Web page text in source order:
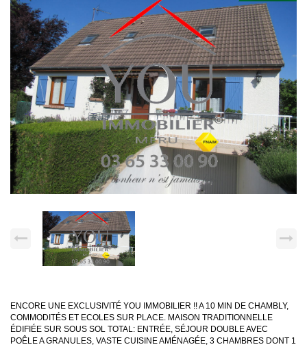
ENCORE UNE EXCLUSIVITÉ YOU IMMOBILIER !! A 10 MIN DE CHAMBLY,
COMMODITÉS ET ECOLES SUR PLACE. MAISON TRADITIONNELLE
ÉDIFIÉE SUR SOUS SOL TOTAL: ENTRÉE, SÉJOUR DOUBLE AVEC
POÊLE A GRANULES, VASTE CUISINE AMÉNAGÉE, 3 CHAMBRES DONT 1